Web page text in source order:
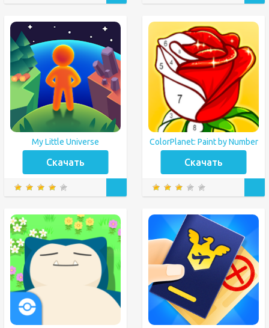
My Little Universe
Скачать
ColorPlanet: Paint by Number
Скачать